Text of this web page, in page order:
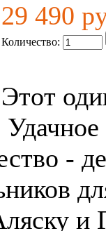
29 490
Количество:
Этот
-
и